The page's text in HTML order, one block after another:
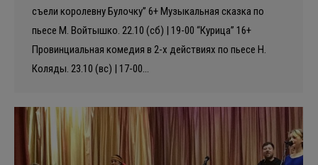
съели королевну Булочку” 6+ Музыкальная сказка по
пьесе М. Войтышко. 22.10 (сб) | 19-00 “Курица” 16+
Провинциальная комедия в 2-х действиях по пьесе Н.
Коляды. 23.10 (вс) | 17-00…